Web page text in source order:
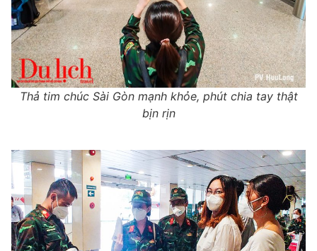
Thả tim chúc Sài Gòn mạnh khỏe, phút chia tay thật
bịn rịn